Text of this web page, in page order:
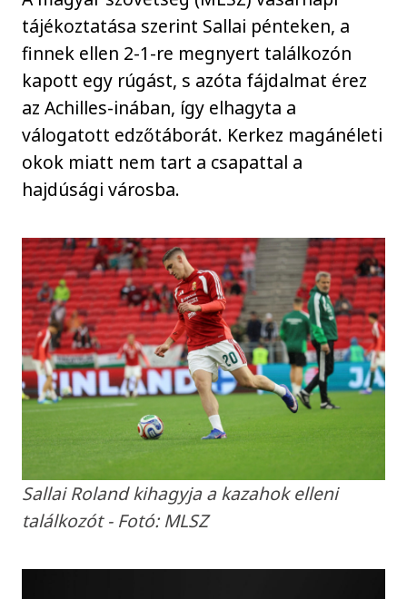
tájékoztatása szerint Sallai pénteken, a
finnek ellen 2-1-re megnyert találkozón
kapott egy rúgást, s azóta fájdalmat érez
az Achilles-inában, így elhagyta a
válogatott edzőtáborát. Kerkez magánéleti
okok miatt nem tart a csapattal a
hajdúsági városba.
Sallai Roland kihagyja a kazahok elleni
találkozót - Fotó: MLSZ